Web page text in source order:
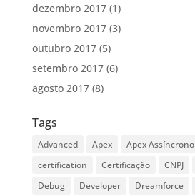
dezembro 2017(1)
novembro 2017(3)
outubro 2017(5)
setembro 2017(6)
agosto 2017(8)
Tags
Advanced Apex Apex Assíncrono
certification
Certificação CNPJ
Debug
Developer Dreamforce